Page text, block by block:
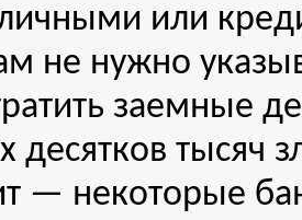
или
не нужно
заемные
десятков тысяч
— некоторые